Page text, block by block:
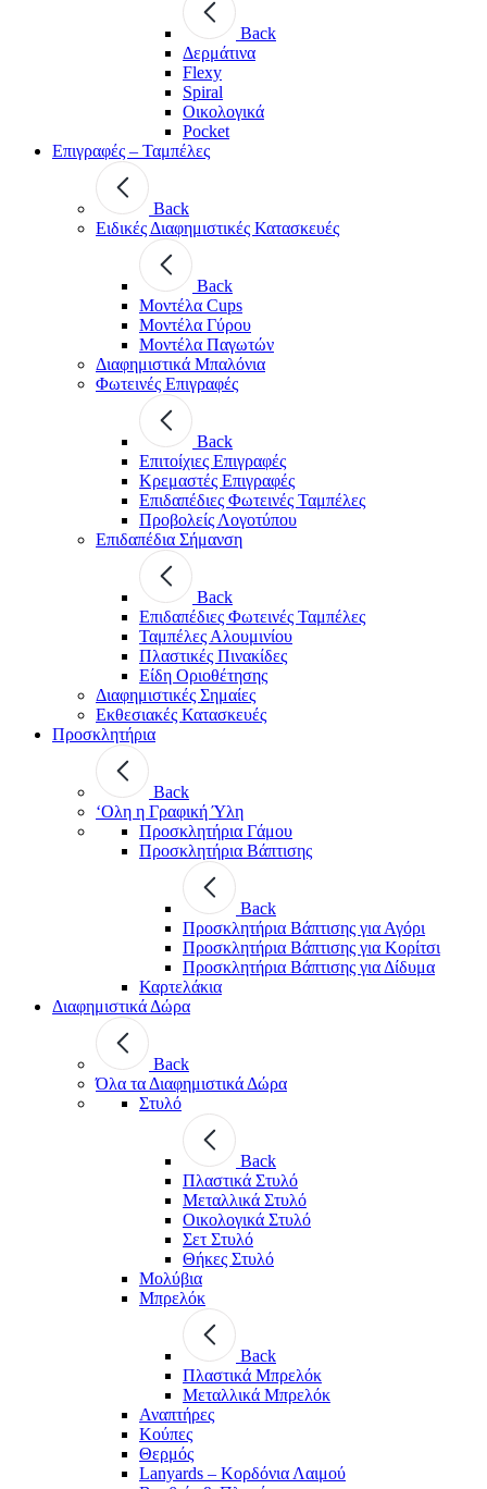
Back
Δερμάτινα
Flexy
Spiral
Οικολογικά
Pocket
Επιγραφές – Ταμπέλες
Back
Ειδικές Διαφημιστικές Κατασκευές
Back
Μοντέλα Cups
Μοντέλα Γύρου
Μοντέλα Παγωτών
Διαφημιστικά Μπαλόνια
Φωτεινές Επιγραφές
Back
Επιτοίχιες Επιγραφές
Κρεμαστές Επιγραφές
Επιδαπέδιες Φωτεινές Ταμπέλες
Προβολείς Λογοτύπου
Επιδαπέδια Σήμανση
Back
Επιδαπέδιες Φωτεινές Ταμπέλες
Ταμπέλες Αλουμινίου
Πλαστικές Πινακίδες
Είδη Οριοθέτησης
Διαφημιστικές Σημαίες
Εκθεσιακές Κατασκευές
Προσκλητήρια
Back
‘Ολη η Γραφική Ύλη
Προσκλητήρια Γάμου
Προσκλητήρια Βάπτισης
Back
Προσκλητήρια Βάπτισης για Αγόρι
Προσκλητήρια Βάπτισης για Κορίτσι
Προσκλητήρια Βάπτισης για Δίδυμα
Καρτελάκια
Διαφημιστικά Δώρα
Back
Όλα τα Διαφημιστικά Δώρα
Στυλό
Back
Πλαστικά Στυλό
Μεταλλικά Στυλό
Οικολογικά Στυλό
Σετ Στυλό
Θήκες Στυλό
Μολύβια
Μπρελόκ
Back
Πλαστικά Μπρελόκ
Μεταλλικά Μπρελόκ
Αναπτήρες
Κούπες
Θερμός
Lanyards – Kορδόνια Λαιμού